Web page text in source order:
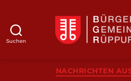
Suchen
NACHRICHTEN